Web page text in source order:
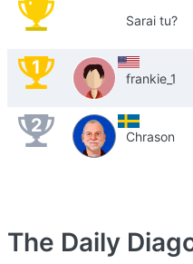
Sarai tu?
1 frankie_1
2 Chrason
The Daily